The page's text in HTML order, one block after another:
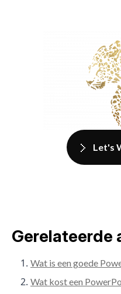
Let's
Gerelateerde
Wat is een goede
Wat kost een